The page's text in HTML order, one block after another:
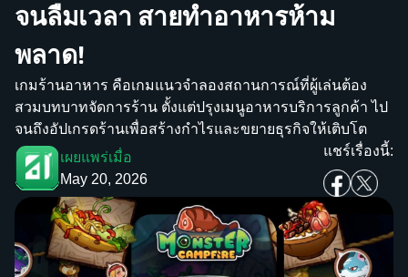
จนลืมเวลา สายทำอาหารห้าม
พลาด!
เกมร้านอาหาร คือเกมแนวจำลองสถานการณ์ที่ผู้เล่นต้อง
สวมบทบาทจัดการร้าน ตั้งแต่ปรุงเมนูอาหารบริการลูกค้า ไป
จนถึงอัปเกรดร้านเพื่อสร้างกำไรและขยายธุรกิจให้เติบโต
เผยแพร่เมื่อ
May 20, 2026
แชร์เรื่องนี้: